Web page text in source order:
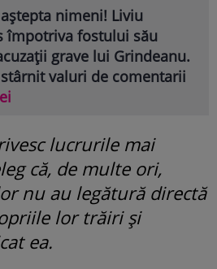
nimeni! Liviu
împotriva fostului său
grave lui Grindeanu.
valuri de comentarii
lucrurile mai
că, de multe ori,
nu au legătură directă
lor trăiri și
ea.